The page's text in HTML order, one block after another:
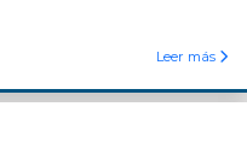
Leer más